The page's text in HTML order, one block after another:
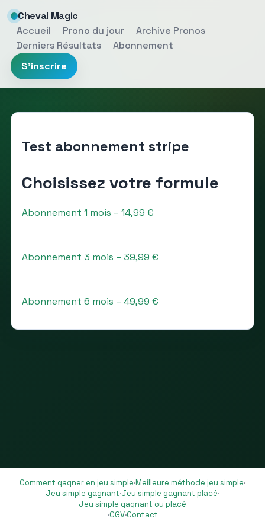
Cheval Magic
Accueil
Prono du jour
Archive Pronos
Derniers Résultats
Abonnement
S'inscrire
Test abonnement stripe
Choisissez votre formule
Abonnement 1 mois – 14,99 €
Abonnement 3 mois – 39,99 €
Abonnement 6 mois – 49,99 €
Comment gagner en jeu simple·Meilleure méthode jeu simple·
Jeu simple gagnant·Jeu simple gagnant placé·
Jeu simple gagnant ou placé
·CGV·Contact